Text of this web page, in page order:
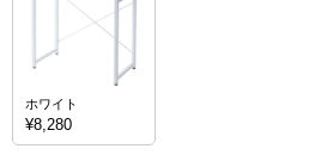
ホワイト
¥8,280